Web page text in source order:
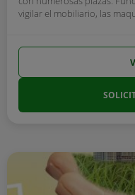
vigilar el mobiliario, las